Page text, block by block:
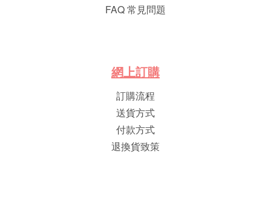
FAQ 常見問題
網上訂購
訂購流程
送貨方式
付款方式
退換貨致策